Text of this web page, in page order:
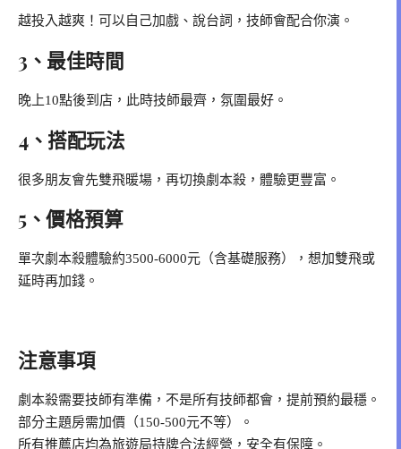
越投入越爽！可以自己加戲、說台詞，技師會配合你演。
3、最佳時間
晚上10點後到店，此時技師最齊，氛圍最好。
4、搭配玩法
很多朋友會先雙飛暖場，再切換劇本殺，體驗更豐富。
5、價格預算
單次劇本殺體驗約3500-6000元（含基礎服務），想加雙飛或
延時再加錢。
注意事項
劇本殺需要技師有準備，不是所有技師都會，提前預約最穩。
部分主題房需加價（150-500元不等）。
所有推薦店均為旅遊局持牌合法經營，安全有保障。